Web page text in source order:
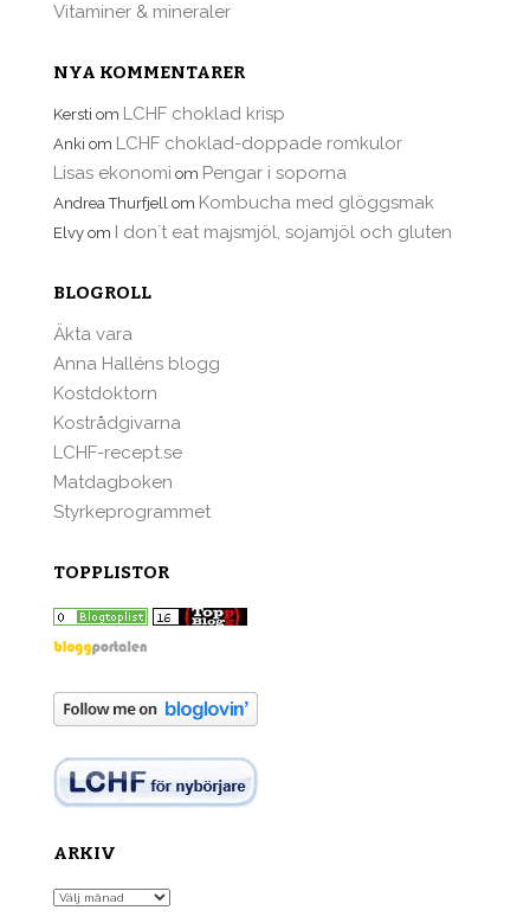
Vitaminer & mineraler
NYA KOMMENTARER
Kersti om LCHF choklad krisp
Anki om LCHF choklad-doppade romkulor
Lisas ekonomi om Pengar i soporna
Andrea Thurfjell om Kombucha med glöggsmak
Elvy om I don´t eat majsmjöl, sojamjöl och gluten
BLOGROLL
Äkta vara
Anna Halléns blogg
Kostdoktorn
Kostrådgivarna
LCHF-recept.se
Matdagboken
Styrkeprogrammet
TOPPLISTOR
ARKIV
Arkiv